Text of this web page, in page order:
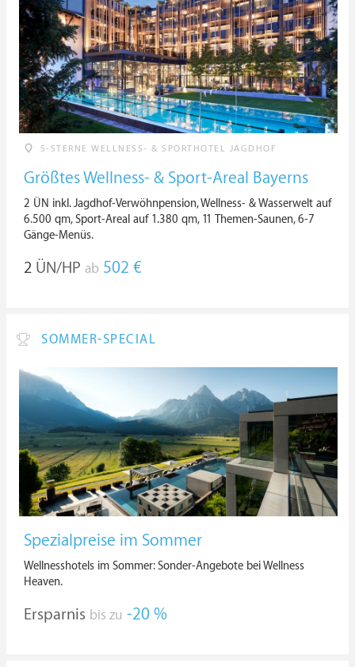
5-STERNE WELLNESS- & SPORTHOTEL JAGDHOF
Größtes Wellness- & Sport-Areal Bayerns
2 ÜN inkl. Jagdhof-Verwöhnpension, Wellness- & Wasserwelt auf
6.500 qm, Sport-Areal auf 1.380 qm, 11 Themen-Saunen, 6-7
Gänge-Menüs.
2 ÜN/HP ab 502 €
SOMMER-SPECIAL
Spezialpreise im Sommer
Wellnesshotels im Sommer: Sonder-Angebote bei Wellness
Heaven.
Ersparnis bis zu -20 %